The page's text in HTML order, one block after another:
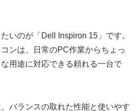
いのが「Dell Inspiron 15」です。
ンは、日常のPC作業からちょっ
用途に対応できる頼れる一台で
、バランスの取れた性能と使いやす